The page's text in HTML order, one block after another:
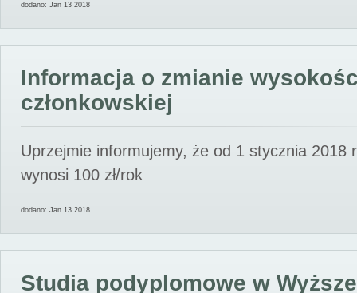
dodano: Jan 13 2018
Informacja o zmianie
członkowskiej
Uprzejmie informujemy, że od 1 stycznia 2018
wynosi 100 zł/rok
dodano: Jan 13 2018
Studia podyplomowe w